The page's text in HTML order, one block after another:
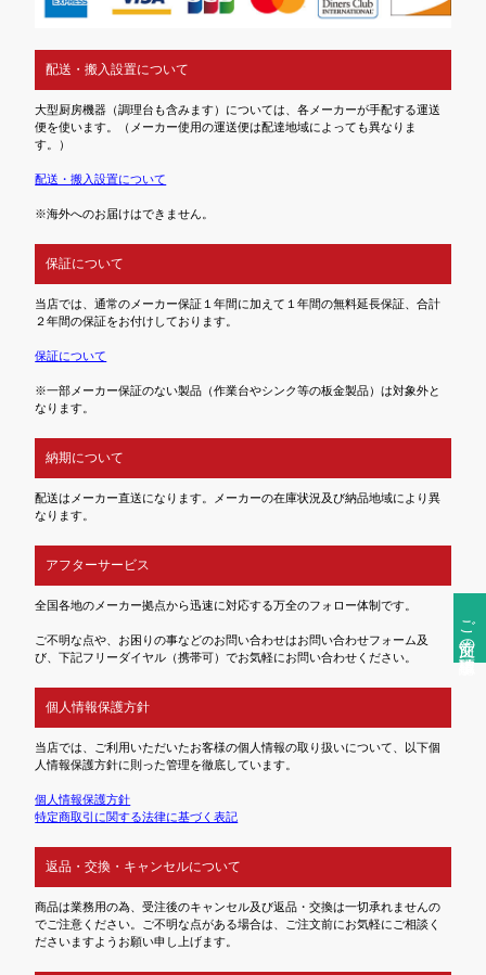
ご注文前の確認事項
配送・搬入設置について
大型厨房機器（調理台も含みます）については、各メーカーが手配する運送
便を使います。（メーカー使用の運送便は配達地域によっても異なりま
す。）
配送・搬入設置について
※海外へのお届けはできません。
保証について
当店では、通常のメーカー保証１年間に加えて１年間の無料延長保証、合計
２年間の保証をお付けしております。
保証について
※一部メーカー保証のない製品（作業台やシンク等の板金製品）は対象外と
なります。
納期について
配送はメーカー直送になります。メーカーの在庫状況及び納品地域により異
なります。
アフターサービス
全国各地のメーカー拠点から迅速に対応する万全のフォロー体制です。
ご不明な点や、お困りの事などのお問い合わせはお問い合わせフォーム及
び、下記フリーダイヤル（携帯可）でお気軽にお問い合わせください。
個人情報保護方針
当店では、ご利用いただいたお客様の個人情報の取り扱いについて、以下個
人情報保護方針に則った管理を徹底しています。
個人情報保護方針
特定商取引に関する法律に基づく表記
返品・交換・キャンセルについて
商品は業務用の為、受注後のキャンセル及び返品・交換は一切承れませんの
でご注意ください。ご不明な点がある場合は、ご注文前にお気軽にご相談く
ださいますようお願い申し上げます。